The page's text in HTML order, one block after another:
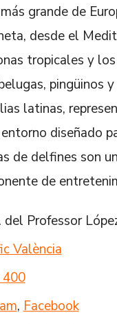
grande de
desde el
tropicales y
pingüinos
latinas,
diseñado
de delfines son
de
Professor
València
, Facebook